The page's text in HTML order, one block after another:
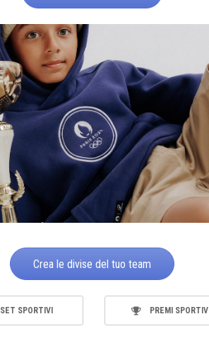
Crea le divise del tuo team
SET SPORTIVI PREMI SPORTIVI